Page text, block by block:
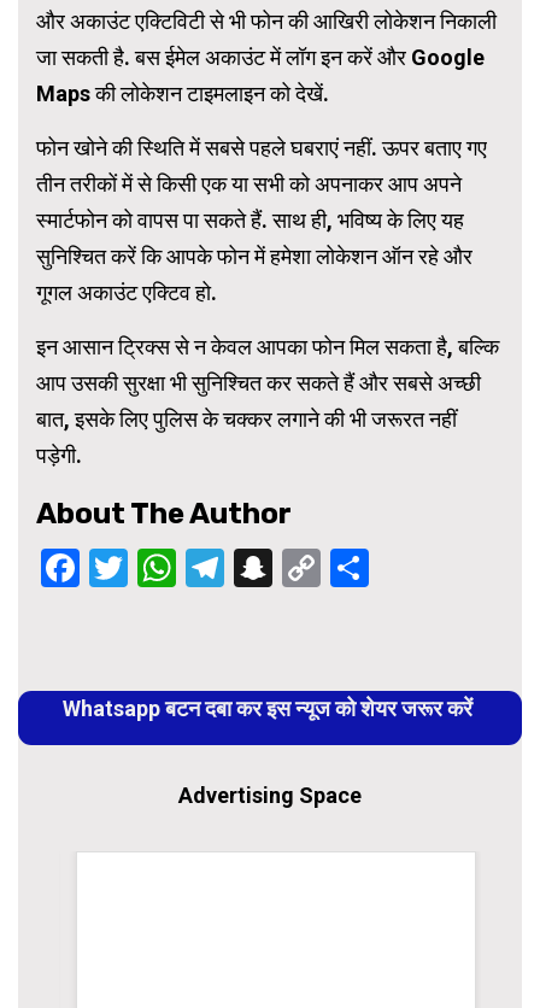
और अकाउंट एक्टिविटी से भी फोन की आखिरी लोकेशन निकाली
जा सकती है. बस ईमेल अकाउंट में लॉग इन करें और Google
Maps की लोकेशन टाइमलाइन को देखें.
फोन खोने की स्थिति में सबसे पहले घबराएं नहीं. ऊपर बताए गए
तीन तरीकों में से किसी एक या सभी को अपनाकर आप अपने
स्मार्टफोन को वापस पा सकते हैं. साथ ही, भविष्य के लिए यह
सुनिश्चित करें कि आपके फोन में हमेशा लोकेशन ऑन रहे और
गूगल अकाउंट एक्टिव हो.
इन आसान ट्रिक्स से न केवल आपका फोन मिल सकता है, बल्कि
आप उसकी सुरक्षा भी सुनिश्चित कर सकते हैं और सबसे अच्छी
बात, इसके लिए पुलिस के चक्कर लगाने की भी जरूरत नहीं
पड़ेगी.
About The Author
Facebook
Twitter
WhatsApp
Telegram
Snapchat
Copy
Reading
Whatsapp बटन दबा कर इस न्यूज को शेयर जरूर करें
Advertising Space